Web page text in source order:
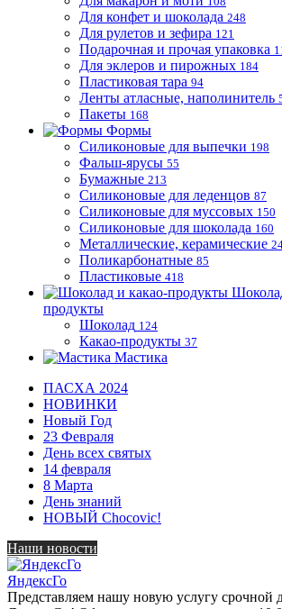
Для конфет и шоколада 248
Для рулетов и зефира 121
Подарочная и прочая упаковка
Для эклеров и пирожных 184
Пластиковая тара 94
Ленты атласные, наполинитель
Пакеты 168
Формы
Силиконовые для выпечки 198
Фальш-ярусы 55
Бумажные 213
Силиконовые для леденцов 87
Силиконовые для муссовых 150
Силиконовые для шоколада 160
Металлические, керамические
Поликарбонатные 85
Пластиковые 418
продукты
Шоколад 124
Какао-продукты 37
Мастика
ПАСХА 2024
НОВИНКИ
Новый Год
23 Февраля
День всех святых
14 февраля
8 Марта
День знаний
НОВЫЙ Chocovic!
Наши новости
ЯндексГо
Представляем нашу новую услугу срочной